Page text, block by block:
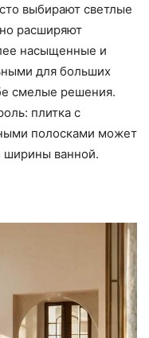
выбирают светлые
расширяют
насыщенные и
для больших
смелые решения.
плитка с
полосками может
ширины ванной.